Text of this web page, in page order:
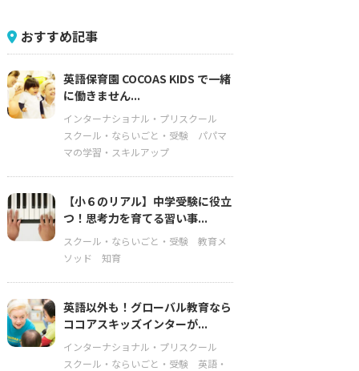
おすすめ記事
英語保育園 COCOAS KIDS で一緒
に働きません...
インターナショナル・プリスクール
スクール・ならいごと・受験
パパマ
マの学習・スキルアップ
【小６のリアル】中学受験に役立
つ！思考力を育てる習い事...
スクール・ならいごと・受験
教育メ
ソッド
知育
英語以外も！グローバル教育なら
ココアスキッズインターが...
インターナショナル・プリスクール
スクール・ならいごと・受験
英語・